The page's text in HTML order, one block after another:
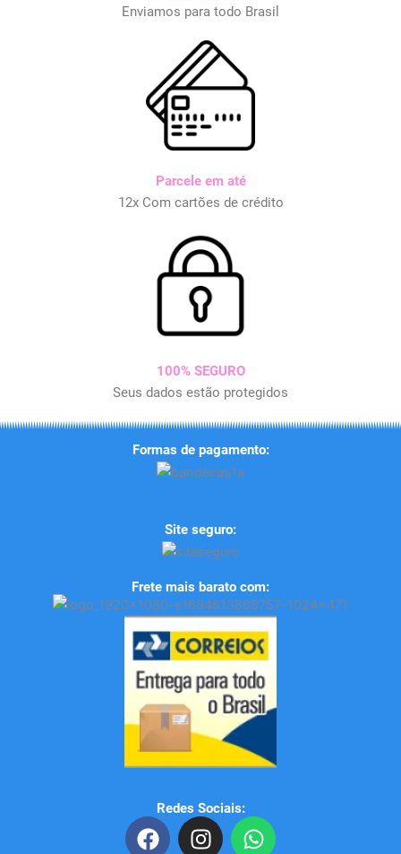
Enviamos para todo Brasil
Parcele em até
12x Com cartões de crédito
100% SEGURO
Seus dados estão protegidos
Formas de pagamento:
Site seguro:
Frete mais barato com:
Redes Sociais:
F
I
W